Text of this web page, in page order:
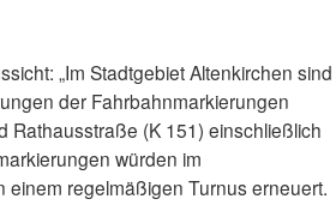
„Im Stadtgebiet Altenkirchen sind
der Fahrbahnmarkierungen
Rathausstraße (K 151) einschließlich
würden im
regelmäßigen Turnus erneuert.